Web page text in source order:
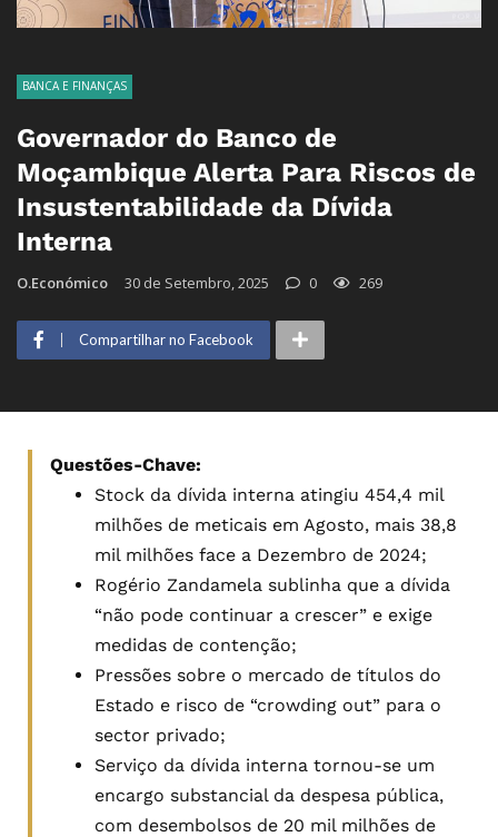
BANCA E FINANÇAS
Governador do Banco de
Moçambique Alerta Para Riscos de
Insustentabilidade da Dívida
Interna
O.Económico 30 de Setembro, 2025 0 269
Compartilhar no Facebook
Questões-Chave:
Stock da dívida interna atingiu 454,4 mil
milhões de meticais em Agosto, mais 38,8
mil milhões face a Dezembro de 2024;
Rogério Zandamela sublinha que a dívida
“não pode continuar a crescer” e exige
medidas de contenção;
Pressões sobre o mercado de títulos do
Estado e risco de “crowding out” para o
sector privado;
Serviço da dívida interna tornou-se um
encargo substancial da despesa pública,
com desembolsos de 20 mil milhões de